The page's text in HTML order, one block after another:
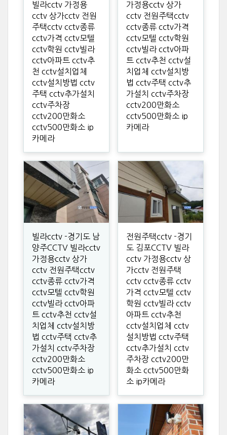
빌라cctv 가정용
cctv 상가cctv 전원
주택cctv cctv종류
cctv가격 cctv모텔
cctv학원 cctv빌라
cctv아파트 cctv추
천 cctv설치업체
cctv설치방법 cctv
주택 cctv추가설치
cctv주차장
cctv200만화소
cctv500만화소 ip
카메라
가정용cctv 상가
cctv 전원주택cctv
cctv종류 cctv가격
cctv모텔 cctv학원
cctv빌라 cctv아파
트 cctv추천 cctv설
치업체 cctv설치방
법 cctv주택 cctv추
가설치 cctv주차장
cctv200만화소
cctv500만화소 ip
카메라
빌라cctv -경기도 남
양주CCTV 빌라cctv
가정용cctv 상가
cctv 전원주택cctv
cctv종류 cctv가격
cctv모텔 cctv학원
cctv빌라 cctv아파
트 cctv추천 cctv설
치업체 cctv설치방
법 cctv주택 cctv추
가설치 cctv주차장
cctv200만화소
cctv500만화소 ip
카메라
전원주택cctv -경기
도 김포CCTV 빌라
cctv 가정용cctv 상
가cctv 전원주택
cctv cctv종류 cctv
가격 cctv모텔 cctv
학원 cctv빌라 cctv
아파트 cctv추천
cctv설치업체 cctv
설치방법 cctv주택
cctv추가설치 cctv
주차장 cctv200만
화소 cctv500만화
소 ip카메라